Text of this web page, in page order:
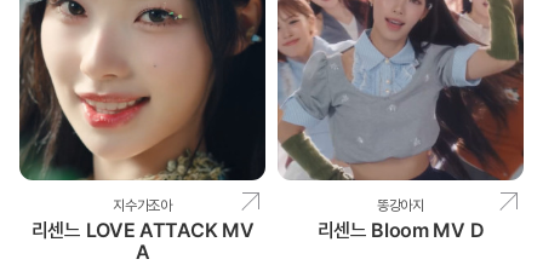
지수가조아
리센느 LOVE ATTACK MV
A
똥강아지
리센느 Bloom MV D